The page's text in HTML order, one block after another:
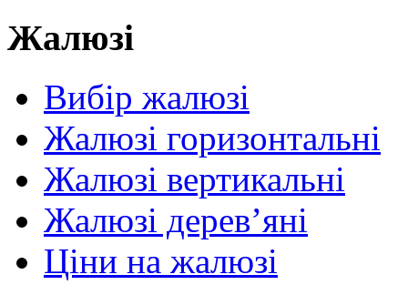
Жалюзі
Вибір жалюзі
Жалюзі горизонтальні
Жалюзі вертикальні
Жалюзі дерев’яні
Ціни на жалюзі